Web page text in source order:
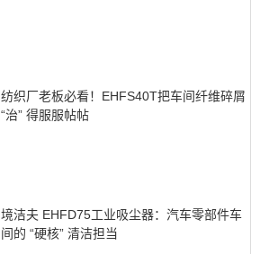
纺织厂老板必看！EHFS40T把车间纤维碎屑
“治” 得服服帖帖
境洁夫 EHFD75工业吸尘器：汽车零部件车
间的 “硬核” 清洁担当